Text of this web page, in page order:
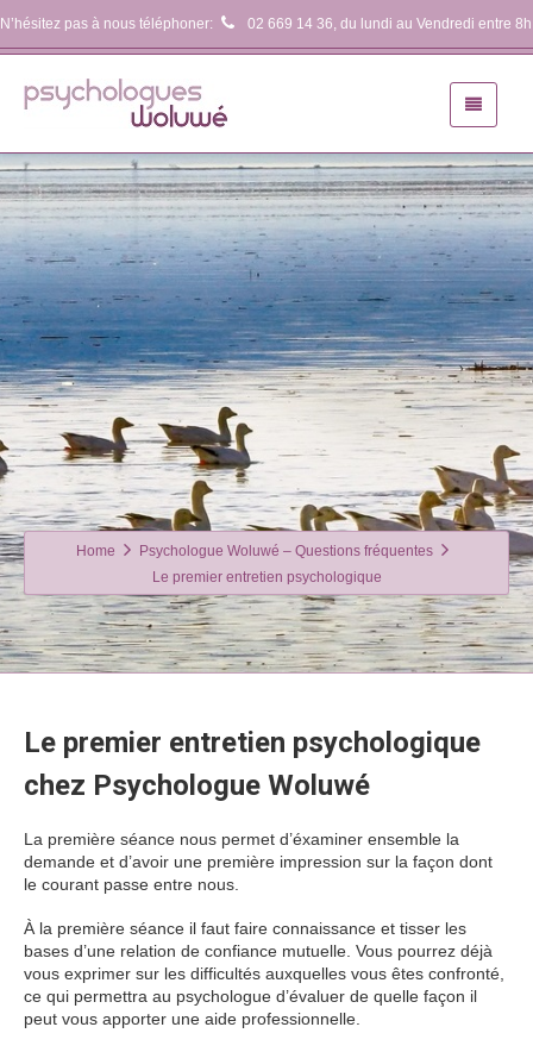
N’hésitez pas à nous téléphoner: 02 669 14 36, du lundi au Vendredi entre
Home
Psychologue Woluwé – Questions fréquentes
Le premier entretien psychologique
Le premier entretien psychologique
chez Psychologue Woluwé
La première séance nous permet d’éxaminer ensemble la
demande et d’avoir une première impression sur la façon dont
le courant passe entre nous.
À la première séance il faut faire connaissance et tisser les
bases d’une relation de confiance mutuelle. Vous pourrez déjà
vous exprimer sur les difficultés auxquelles vous êtes confronté,
ce qui permettra au psychologue d’évaluer de quelle façon il
peut vous apporter une aide professionnelle.